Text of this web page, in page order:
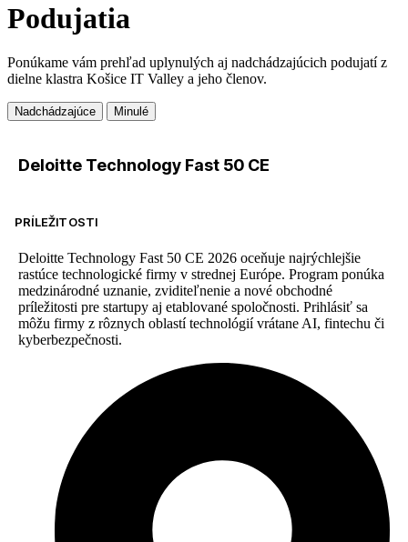
Podujatia
Ponúkame vám prehľad uplynulých aj nadchádzajúcich podujatí z
dielne klastra Košice IT Valley a jeho členov.
Nadchádzajúce Minulé
Deloitte Technology Fast 50 CE
PRÍLEŽITOSTI
Deloitte Technology Fast 50 CE 2026 oceňuje najrýchlejšie
rastúce technologické firmy v strednej Európe. Program ponúka
medzinárodné uznanie, zviditeľnenie a nové obchodné
príležitosti pre startupy aj etablované spoločnosti. Prihlásiť sa
môžu firmy z rôznych oblastí technológií vrátane AI, fintechu či
kyberbezpečnosti.